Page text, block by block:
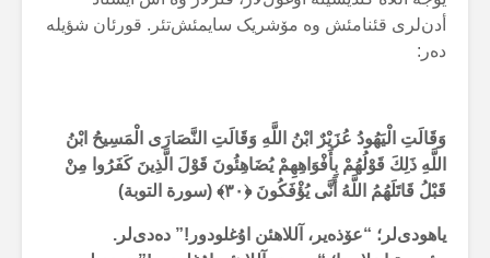
أدن‌لری قئنامئش وە مۆشریک سایمئش‌تئر. قورئان شؤیلە
دەر:
وَقَالَتِ الْيَهُودُ عُزَيْرٌ ابْنُ اللَّهِ وَقَالَتِ النَّصَارَى الْمَسِيحُ ابْنُ
اللَّهِ ذَلِكَ قَوْلُهُمْ بِأَفْوَاهِهِمْ يُضَاهِئُونَ قَوْلَ الَّذِينَ كَفَرُوا مِنْ
قَبْلُ قَاتَلَهُمُ اللَّهُ أَنَّى يُؤْفَكُونَ ﴿۳۰﴾ (سورة التوبة)
یاهودی‌لر؛ “عۆذەیر، آللاهئن اۇغلودور!” دەدی‌لر.